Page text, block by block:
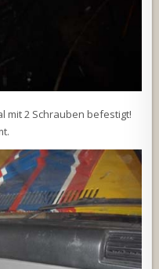
mit 2 Schrauben befestigt!